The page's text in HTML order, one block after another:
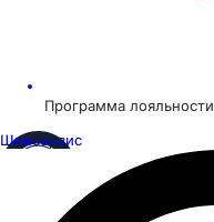
Программа лояльности
Шинсервис